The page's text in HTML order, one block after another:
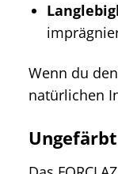
Wenn du
natürlichen